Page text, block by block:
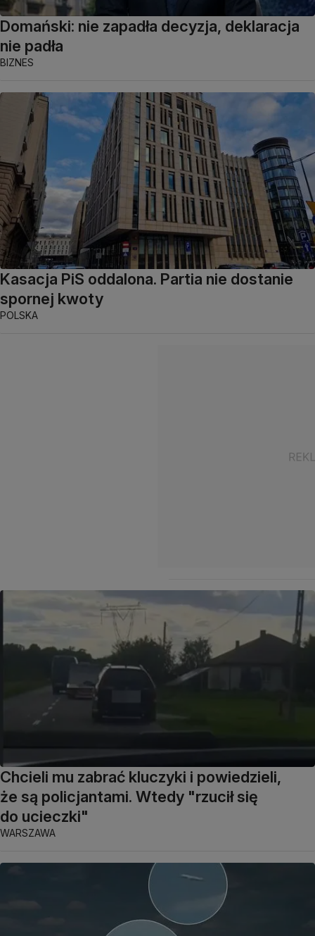
Domański: nie zapadła decyzja, deklaracja
nie padła
BIZNES
Kasacja PiS oddalona. Partia nie dostanie
spornej kwoty
POLSKA
Chcieli mu zabrać kluczyki i powiedzieli,
że są policjantami. Wtedy "rzucił się
do ucieczki"
WARSZAWA